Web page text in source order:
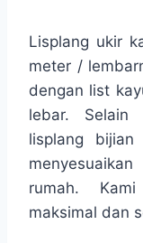
Lisplang ukir
meter /
dengan list
lebar. Selain
lisplang
rumah.
maksimal dan